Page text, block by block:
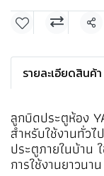
รายละเอียดสินค้า
ลูกบิดประตูห้อง
สำหรับใช้งานทั่ว
ประตูภายในบ้าน
การใช้งานยาวนา